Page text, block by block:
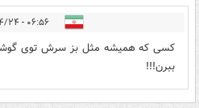
۰۶:۵۶ - ۱۴۰۲/۰۴/۲۴
کسی که همیشه مثل بز سرش توی
ببرن!!!